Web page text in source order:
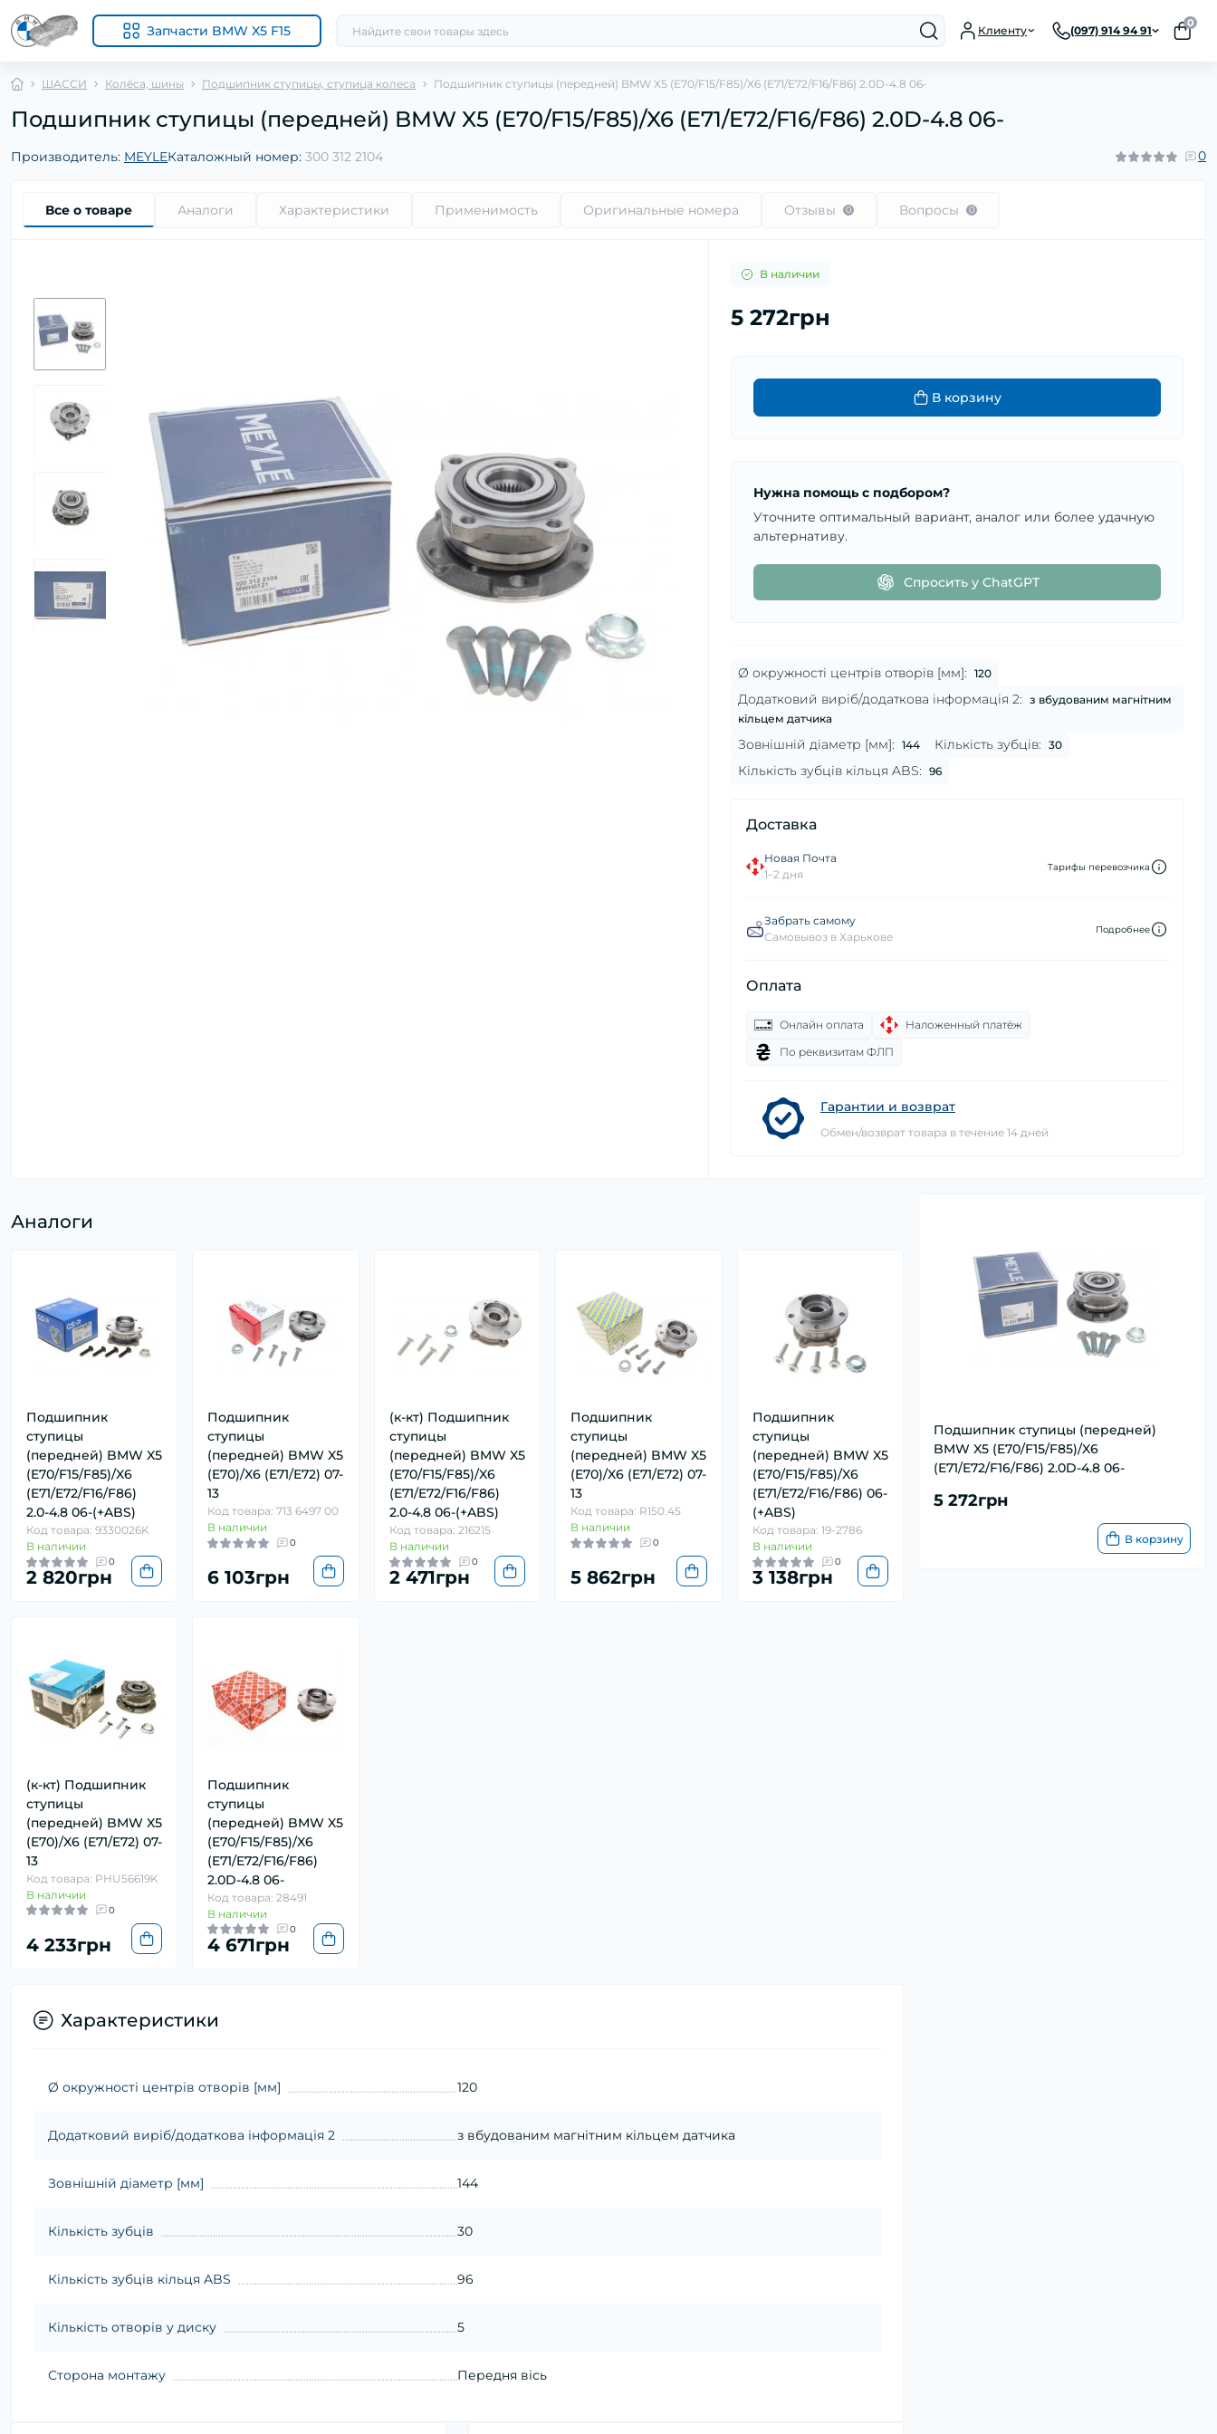
Запчасти BMW X5 F15 Клиенту (097) 914 94 91
0
ШАССИ Колёса, шины Подшипник ступицы, ступица колеса Подшипник ступицы (передней) BMW X5 (E70/F15/F85)/X6 (E71/E72/F16/F86) 2.0D-4.8 06-
Подшипник ступицы (передней) BMW X5 (E70/F15/F85)/X6 (E71/E72/F16/F86) 2.0D-4.8 06-
Производитель: MEYLEКаталожный номер: 300 312 2104 0
Все о товаре Аналоги Характеристики Применимость Оригинальные номера Отзывы 0 Вопросы 0
В наличии
5 272грн
В корзину
Нужна помощь с подбором?
Уточните оптимальный вариант, аналог или более удачную
альтернативу.
Спросить у ChatGPT
Ø окружності центрів отворів [мм]: 120
Додатковий виріб/додаткова інформація 2: з вбудованим магнітним
кільцем датчика
Зовнішній діаметр [мм]: 144 Кількість зубців: 30
Кількість зубців кільця ABS: 96
Доставка
Новая Почта
1–2 дня
Тарифы перевозчика
Забрать самому
Самовывоз в Харькове
Подробнее
Оплата
Онлайн оплата
Наложенный платёж
По реквизитам ФЛП
Гарантии и возврат
Обмен/возврат товара в течение 14 дней
Подшипник ступицы (передней)
BMW X5 (E70/F15/F85)/X6
(E71/E72/F16/F86) 2.0D-4.8 06-
5 272грн
В корзину
Аналоги
Подшипник
ступицы
(передней) BMW X5
(E70/F15/F85)/X6
(E71/E72/F16/F86)
2.0-4.8 06-(+ABS)
Код товара: 9330026K
В наличии
0
2 820грн
Подшипник
ступицы
(передней) BMW X5
(E70)/X6 (E71/E72) 07-
13
Код товара: 713 6497 00
В наличии
0
6 103грн
(к-кт) Подшипник
ступицы
(передней) BMW X5
(E70/F15/F85)/X6
(E71/E72/F16/F86)
2.0-4.8 06-(+ABS)
Код товара: 216215
В наличии
0
2 471грн
Подшипник
ступицы
(передней) BMW X5
(E70)/X6 (E71/E72) 07-
13
Код товара: R150.45
В наличии
0
5 862грн
Подшипник
ступицы
(передней) BMW X5
(E70/F15/F85)/X6
(E71/E72/F16/F86) 06-
(+ABS)
Код товара: 19-2786
В наличии
0
3 138грн
(к-кт) Подшипник
ступицы
(передней) BMW X5
(E70)/X6 (E71/E72) 07-
13
Код товара: PHU56619K
В наличии
0
4 233грн
Подшипник
ступицы
(передней) BMW X5
(E70/F15/F85)/X6
(E71/E72/F16/F86)
2.0D-4.8 06-
Код товара: 28491
В наличии
0
4 671грн
Характеристики
Ø окружності центрів отворів [мм] 120
Додатковий виріб/додаткова інформація 2 з вбудованим магнітним кільцем датчика
Зовнішній діаметр [мм] 144
Кількість зубців 30
Кількість зубців кільця ABS 96
Кількість отворів у диску 5
Сторона монтажу Передня вісь